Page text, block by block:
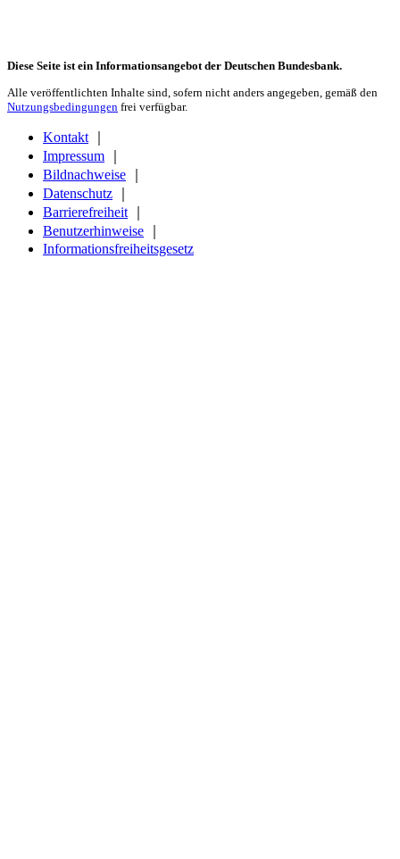
Diese Seite ist ein Informationsangebot der Deutschen Bundesbank.
Alle veröffentlichten Inhalte sind, sofern nicht anders angegeben, gemäß den
Nutzungsbedingungen frei verfügbar.
Kontakt
Impressum
Bildnachweise
Datenschutz
Barrierefreiheit
Benutzerhinweise
Informationsfreiheitsgesetz